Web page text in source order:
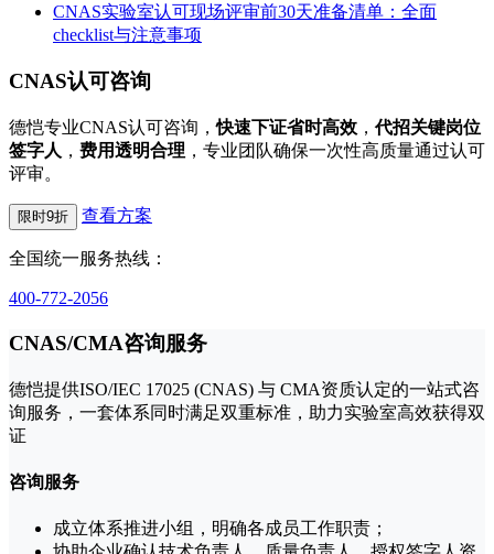
CNAS实验室认可现场评审前30天准备清单：全面
checklist与注意事项
CNAS认可咨询
德恺专业CNAS认可咨询，快速下证省时高效 ，代招关键岗位
签字人 ， 费用透明合理 ，专业团队确保一次性高质量通过认可
评审。
限时9折 查看方案
全国统一服务热线：
400-772-2056
CNAS/CMA咨询服务
德恺提供ISO/IEC 17025 (CNAS) 与 CMA资质认定的一站式咨
询服务，一套体系同时满足双重标准，助力实验室高效获得双
证
咨询服务
成立体系推进小组，明确各成员工作职责；